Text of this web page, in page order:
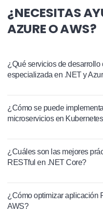
¿NECESITAS
AZURE O AWS?
¿Qué servicios de desarrollo
especializada en .NET y
¿Cómo se puede
microservicios en
¿Cuáles son las mejores
RESTful en .NET Core?
¿Cómo optimizar aplicación
AWS?